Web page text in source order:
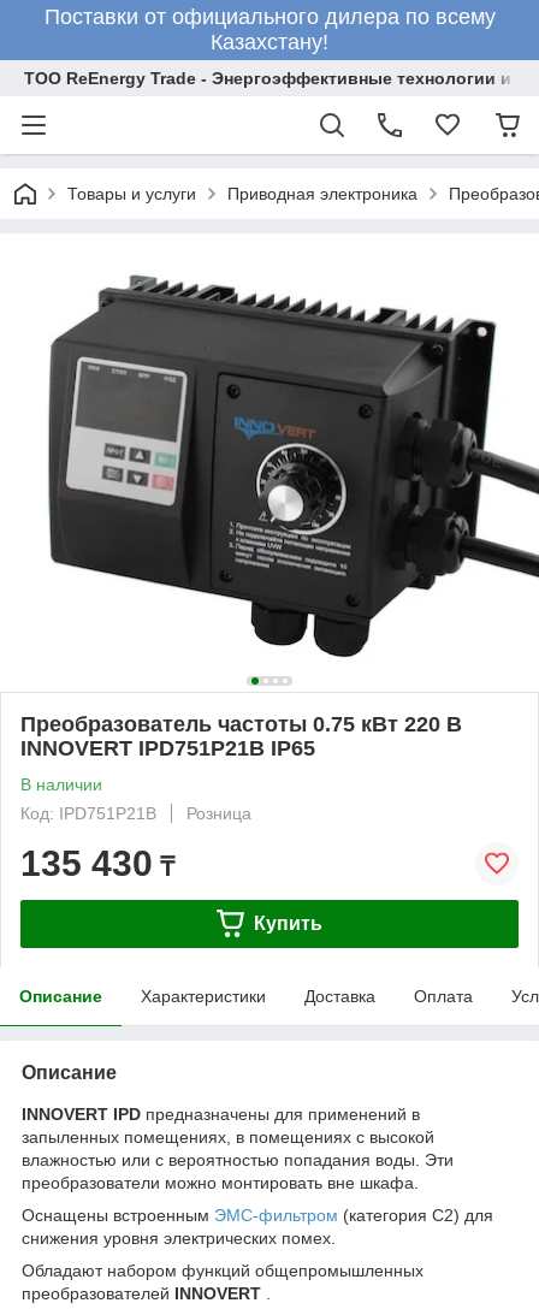
Поставки от официального дилера по всему
Казахстану!
ТОО ReEnergy Trade - Энергоэффективные технологии и
Товары и услуги Приводная электроника
Преобразователь частоты 0.75 кВт 220 В
INNOVERT IPD751P21B IP65
В наличии
Код: IPD751P21B
Розница
135 430 ₸
Купить
Описание Характеристики Доставка Оплата
Описание
INNOVERT IPD предназначены для применений в
запыленных помещениях, в помещениях с высокой
влажностью или с вероятностью попадания воды. Эти
преобразователи можно монтировать вне шкафа.
Оснащены встроенным ЭМС-фильтром (категория C2) для
снижения уровня электрических помех.
Обладают набором функций общепромышленных
преобразователей INNOVERT